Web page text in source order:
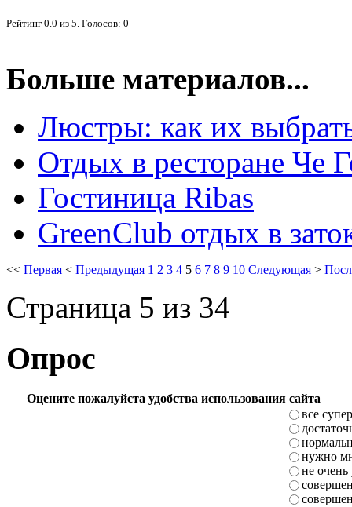
Рейтинг 0.0 из 5. Голосов: 0
Больше материалов...
Люстры: как их
Отдых в ресторане Че
Гостиница Ribas
GreenClub отдых в
<< Первая < Предыдущая 1 2 3 4 5 6 7 8 9 10 Следующая >
Страница 5 из 34
Опрос
Оцените пожалуйста удобства использования сайта
все супер
нужно
не очень